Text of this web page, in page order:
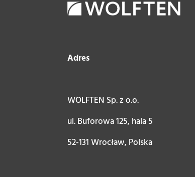
Adres
WOLFTEN Sp. z o.o.
ul. Buforowa 125, hala 5
52-131 Wrocław, Polska